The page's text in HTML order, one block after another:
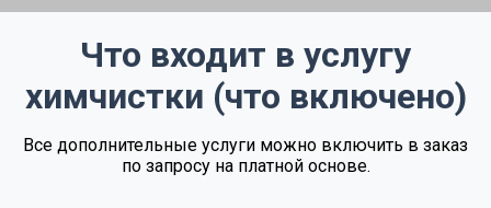
Что входит в услугу
химчистки (что включено)
Все дополнительные услуги можно включить в заказ
по запросу на платной основе.